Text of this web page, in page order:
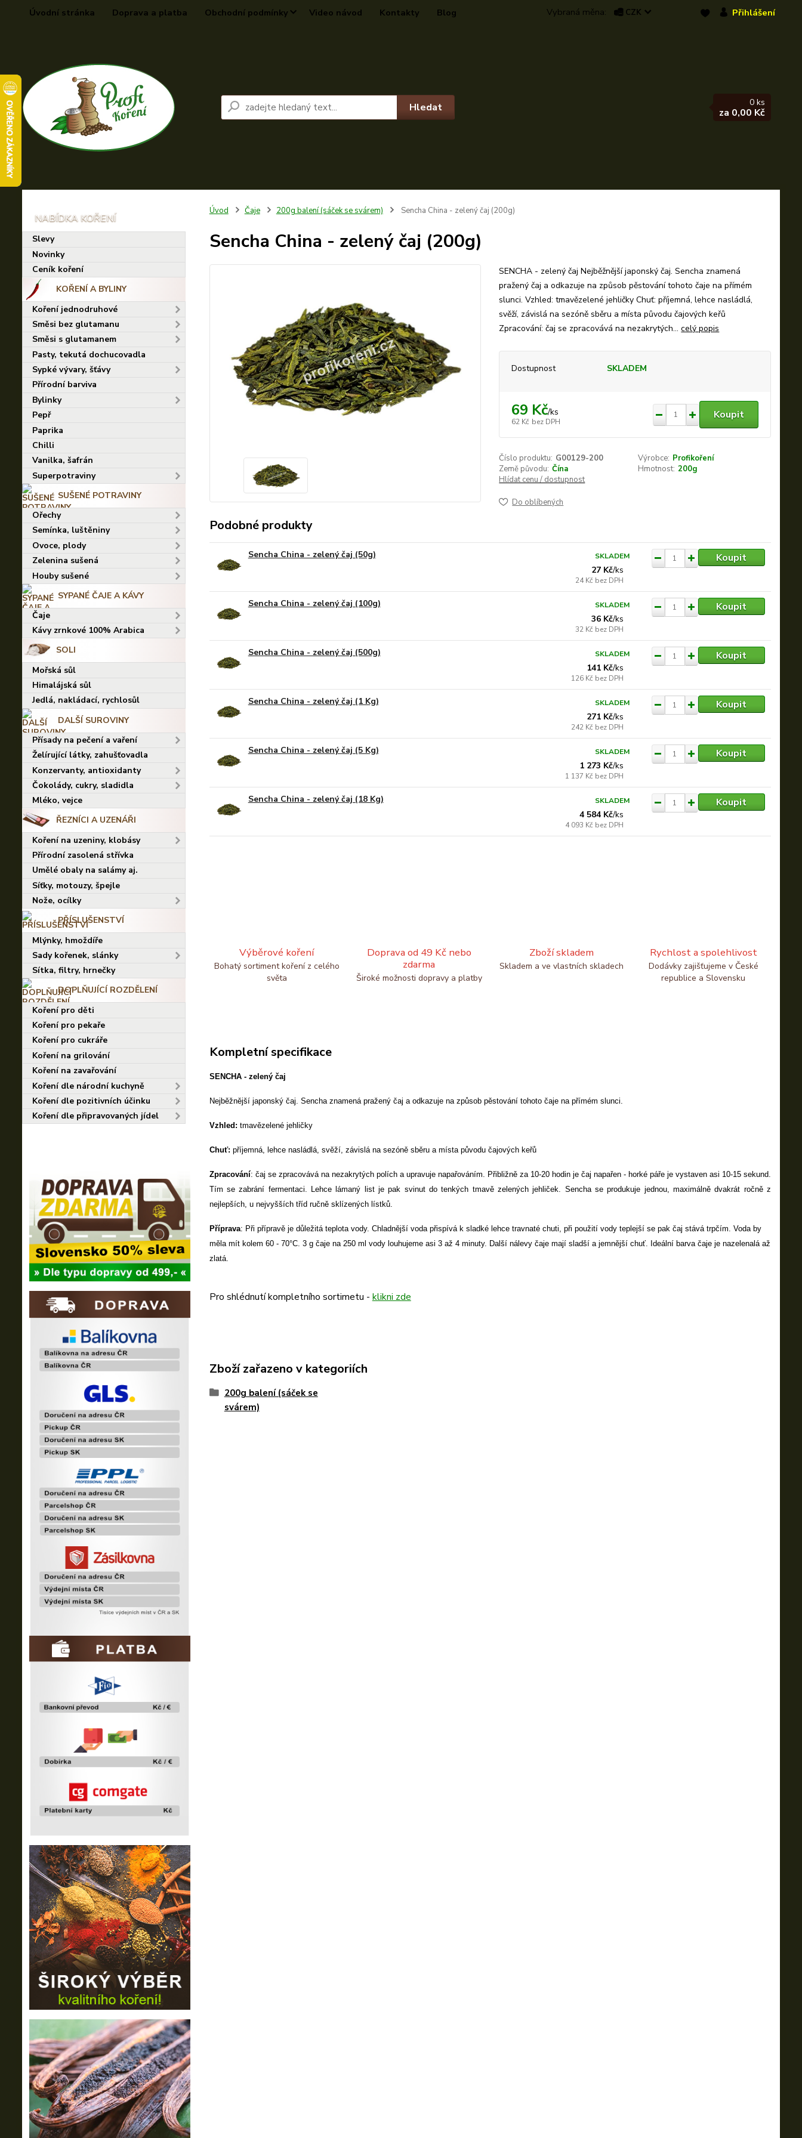
Úvodní stránka Doprava a platba Obchodní podmínky Video návod Kontakty Blog CZK Přihlášení
Hledat 0 ks
za 0,00 Kč
Slevy
Novinky
Ceník koření
KOŘENÍ A BYLINY
Koření jednodruhové
Směsi bez glutamanu
Směsi s glutamanem
Pasty, tekutá dochucovadla
Sypké vývary, šťávy
Přírodní barviva
Bylinky
Pepř
Paprika
Chilli
Vanilka, šafrán
Superpotraviny
SUŠENÉ POTRAVINY
Ořechy
Semínka, luštěniny
Ovoce, plody
Zelenina sušená
Houby sušené
SYPANÉ ČAJE A KÁVY
Čaje
Kávy zrnkové 100% Arabica
SOLI
Mořská sůl
Himalájská sůl
Jedlá, nakládací, rychlosůl
DALŠÍ SUROVINY
Přísady na pečení a vaření
Želírující látky, zahušťovadla
Konzervanty, antioxidanty
Čokolády, cukry, sladidla
Mléko, vejce
ŘEZNÍCI A UZENÁŘI
Koření na uzeniny, klobásy
Přírodní zasolená střívka
Umělé obaly na salámy aj.
Síťky, motouzy, špejle
Nože, ocílky
PŘÍSLUŠENSTVÍ
Mlýnky, hmoždíře
Sady kořenek, slánky
Sítka, filtry, hrnečky
DOPLŇUJÍCÍ ROZDĚLENÍ
Koření pro děti
Koření pro pekaře
Koření pro cukráře
Koření na grilování
Koření na zavařování
Koření dle národní kuchyně
Koření dle pozitivních účinku
Koření dle připravovaných jídel
Úvod Čaje 200g balení (sáček se svárem) Sencha China - zelený čaj (200g)
Sencha China - zelený čaj (200g)
SENCHA - zelený čaj Nejběžnější japonský čaj. Sencha znamená
pražený čaj a odkazuje na způsob pěstování tohoto čaje na přímém
slunci. Vzhled: tmavězelené jehličky Chuť: příjemná, lehce nasládlá,
svěží, závislá na sezóně sběru a místa původu čajových keřů
Zpracování: čaj se zpracovává na nezakrytých...celý popis
Dostupnost SKLADEM
69 Kč/ks
62 Kč bez DPH
Koupit
Číslo produktu: G00129-200 Výrobce: Profikoření
Země původu: Čína Hmotnost: 200g
Hlídat cenu / dostupnost
Do oblíbených
Podobné produkty
Sencha China - zelený čaj (50g)
27 Kč/ks
24 Kč bez DPH
SKLADEM Koupit
Sencha China - zelený čaj (100g)
36 Kč/ks
32 Kč bez DPH
SKLADEM Koupit
Sencha China - zelený čaj (500g)
141 Kč/ks
126 Kč bez DPH
SKLADEM Koupit
Sencha China - zelený čaj (1 Kg)
271 Kč/ks
242 Kč bez DPH
SKLADEM Koupit
Sencha China - zelený čaj (5 Kg)
1 273 Kč/ks
1 137 Kč bez DPH
SKLADEM Koupit
Sencha China - zelený čaj (18 Kg)
4 584 Kč/ks
4 093 Kč bez DPH
SKLADEM Koupit
Výběrové koření
Bohatý sortiment koření z celého
světa
Doprava od 49 Kč nebo
zdarma
Široké možnosti dopravy a platby
Zboží skladem
Skladem a ve vlastních skladech
Rychlost a spolehlivost
Dodávky zajišťujeme v České
republice a Slovensku
Kompletní specifikace
SENCHA - zelený čaj
Nejběžnější japonský čaj. Sencha znamená pražený čaj a odkazuje na způsob pěstování tohoto čaje na přímém slunci.
Vzhled: tmavězelené jehličky
Chuť: příjemná, lehce nasládlá, svěží, závislá na sezóně sběru a místa původu čajových keřů
Zpracování: čaj se zpracovává na nezakrytých polích a upravuje napařováním. Přibližně za 10-20 hodin je čaj napařen - horké páře je vystaven asi 10-15 sekund.
Tím se zabrání fermentaci. Lehce lámaný list je pak svinut do tenkých tmavě zelených jehliček. Sencha se produkuje jednou, maximálně dvakrát ročně z
nejlepších, u nejvyšších tříd ručně sklízených lístků.
Příprava: Při přípravě je důležitá teplota vody. Chladnější voda přispívá k sladké lehce travnaté chuti, při použití vody teplejší se pak čaj stává trpčím. Voda by
měla mít kolem 60 - 70°C. 3 g čaje na 250 ml vody louhujeme asi 3 až 4 minuty. Další nálevy čaje mají sladší a jemnější chuť. Ideální barva čaje je nazelenalá až
zlatá.
Pro shlédnutí kompletního sortimetu - klikni zde
Zboží zařazeno v kategoriích
200g balení (sáček se
svárem)